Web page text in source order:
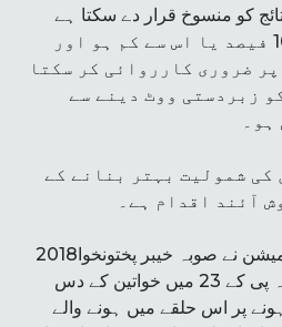
کو منسوخ قرار دے سکتا ہے
جہاں خواتین کا ٹرن آؤٹ 10 فیصد یا اس سے کم ہو اور
ضروری کارروائی کر سکتا
زبردستی ووٹ دینے سے
ہو۔
کی شمولیت بہتر بنانے کے
آئند اقدام ہے۔
2018میں پاکستان کے الیکشن کمیشن نے صوبہ خیبر پختونخوا
کے صوبائی اسمبلی کے حلقہ پی کے 23 میں خواتین کے دس
پر اس حلقے میں ہونے والے